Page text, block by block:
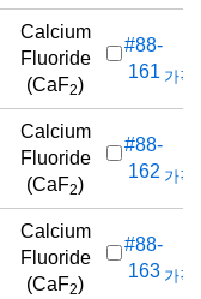
Calcium
Fluoride
(CaF2)
#88-
161 가격
Calcium
Fluoride
(CaF2)
#88-
162 가격
Calcium
Fluoride
(CaF2)
#88-
163 가격